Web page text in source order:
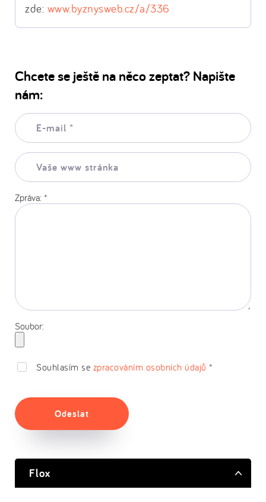
zde: www.byznysweb.cz/a/336
Chcete se ještě na něco zeptat? Napište
nám:
E-
mail:
Vaše
www
stránka:
Zpráva: *
Soubor:
Souhlasím se zpracováním osobních údajů *
Odeslat
Flox